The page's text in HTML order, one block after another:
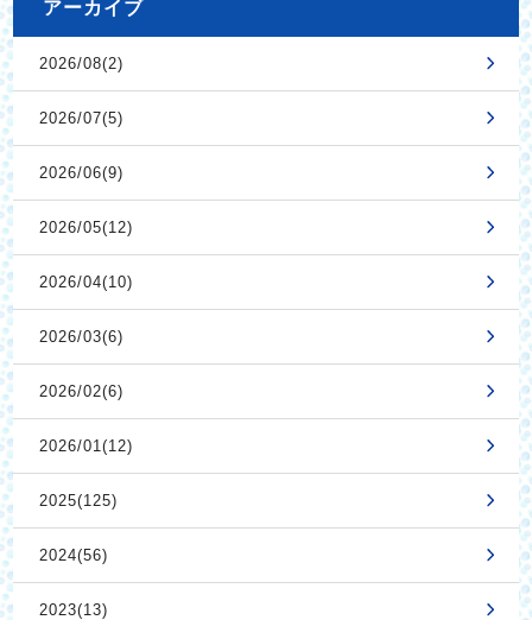
アーカイブ
2026/08(2)
2026/07(5)
2026/06(9)
2026/05(12)
2026/04(10)
2026/03(6)
2026/02(6)
2026/01(12)
2025(125)
2024(56)
2023(13)